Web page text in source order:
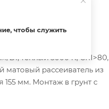
Вт, теплый 3000 K, CRI>80,
матовый рассеиватель из
155 мм. Монтаж в грунт с
чтобы служить